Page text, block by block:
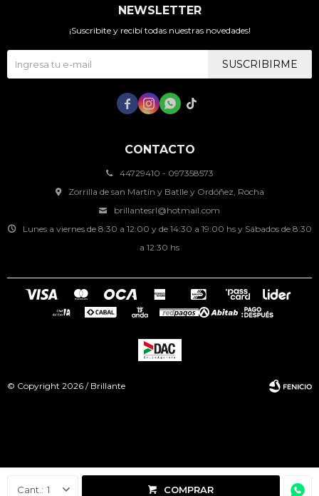
1 COMPRAR
CONTACTO
44729410 - 097358573
Zorrilla de san Martín y Batlle y Ordóñez, Rocha
brillantesrl@hotmail.com
Lunes a viernes de 8:30 a 12:00 y de 14:30 a 19:00 hs y Sábados de 8:30
a 12:30 hs
NEWSLETTER
¡Suscribite y recibí todas nuestras novedades!
SUSCRIBIRME
   
© Copyright 2026 / Brillante
Fenicio